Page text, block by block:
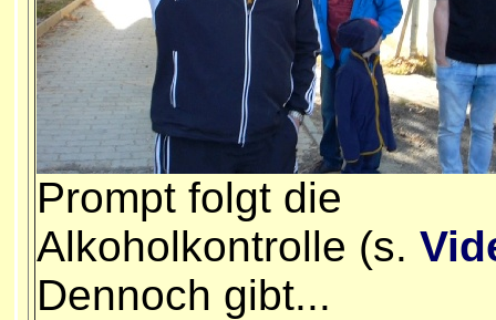
Prompt folgt die
Alkoholkontrolle (s.
Dennoch gibt...